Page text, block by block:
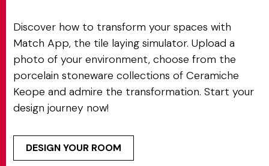
MAGAZINE
Discover how to transform your spaces with
Match App, the tile laying simulator. Upload a
photo of your environment, choose from the
porcelain stoneware collections of Ceramiche
Keope and admire the transformation. Start your
design journey now!
DESIGN YOUR ROOM